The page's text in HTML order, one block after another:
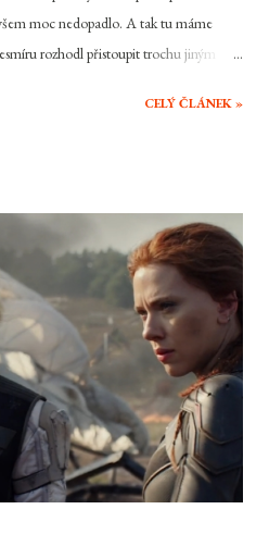
moc nedopadlo. A tak tu máme
rozhodl přistoupit trochu jiným
tak přejít na druhou kolej. Byla to
CELÝ ČLÁNEK »